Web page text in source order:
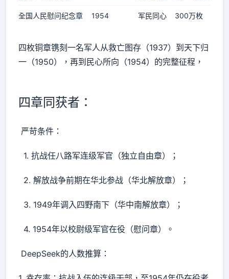
全国人民慰问纪念章 1954 军民同心 300万枚
四枚铜章镌刻一名军人从救亡图存（1937）到天下归
一（1950），再到民心所向（1954）的完整征程，
四章同获者：
严苛条件：
1. 抗战任八路军连级军官（独立自由章）；
2. 解放战争前期在华北参战（华北解放章）；
3. 1949年调入四野南下（华中南解放章）；
4. 1954年以校尉级军官在役（慰问章）。
DeepSeek的人数推算：